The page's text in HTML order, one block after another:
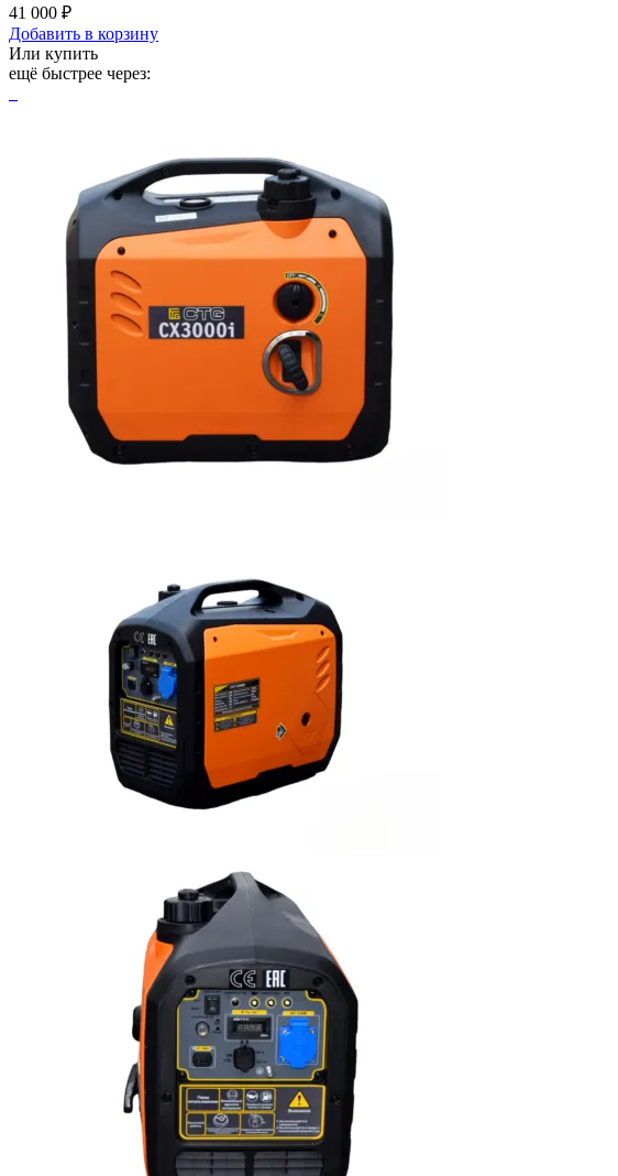
41 000 ₽
Добавить в корзину
Или купить
ещё быстрее через: